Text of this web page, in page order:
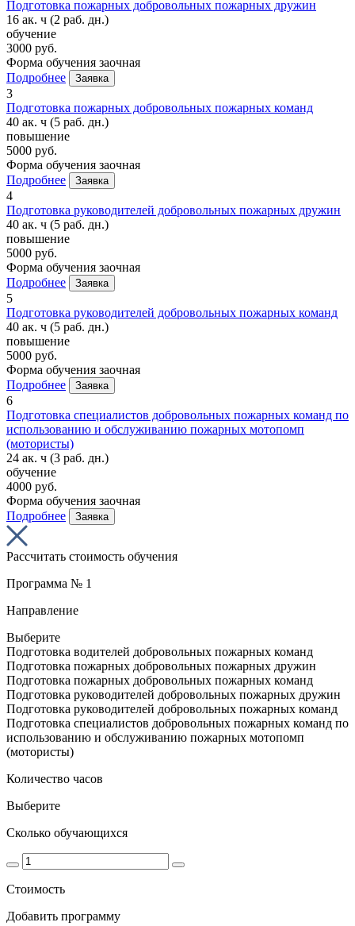
Подготовка пожарных добровольных пожарных дружин
16 ак. ч (2 раб. дн.)
обучение
3000 руб.
Форма обучения заочная
Подробнее
Заявка
3
Подготовка пожарных добровольных пожарных команд
40 ак. ч (5 раб. дн.)
повышение
5000 руб.
Форма обучения заочная
Подробнее
Заявка
4
Подготовка руководителей добровольных пожарных дружин
40 ак. ч (5 раб. дн.)
повышение
5000 руб.
Форма обучения заочная
Подробнее
Заявка
5
Подготовка руководителей добровольных пожарных команд
40 ак. ч (5 раб. дн.)
повышение
5000 руб.
Форма обучения заочная
Подробнее
Заявка
6
Подготовка специалистов добровольных пожарных команд по
использованию и обслуживанию пожарных мотопомп
(мотористы)
24 ак. ч (3 раб. дн.)
обучение
4000 руб.
Форма обучения заочная
Подробнее
Заявка
Рассчитать стоимость обучения
Программа № 1
Направление
Выберите
Подготовка водителей добровольных пожарных команд
Подготовка пожарных добровольных пожарных дружин
Подготовка пожарных добровольных пожарных команд
Подготовка руководителей добровольных пожарных дружин
Подготовка руководителей добровольных пожарных команд
Подготовка специалистов добровольных пожарных команд по
использованию и обслуживанию пожарных мотопомп
(мотористы)
Количество часов
Выберите
Сколько обучающихся
Стоимость
Добавить программу